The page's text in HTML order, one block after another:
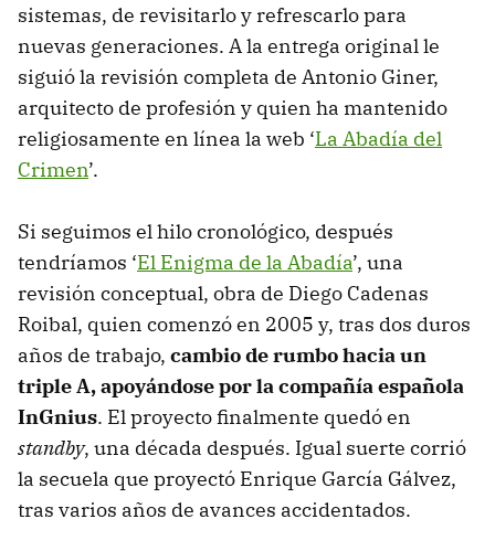
sistemas, de revisitarlo y refrescarlo para
nuevas generaciones. A la entrega original le
siguió la revisión completa de Antonio Giner,
arquitecto de profesión y quien ha mantenido
religiosamente en línea la web ‘La Abadía del
Crimen’.
Si seguimos el hilo cronológico, después
tendríamos ‘El Enigma de la Abadía’, una
revisión conceptual, obra de Diego Cadenas
Roibal, quien comenzó en 2005 y, tras dos duros
años de trabajo, cambio de rumbo hacia un
triple A, apoyándose por la compañía española
InGnius. El proyecto finalmente quedó en
standby, una década después. Igual suerte corrió
la secuela que proyectó Enrique García Gálvez,
tras varios años de avances accidentados.